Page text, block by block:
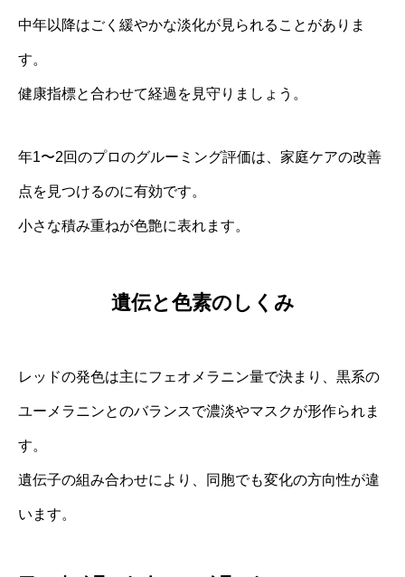
中年以降はごく緩やかな淡化が見られることがありま
す。
健康指標と合わせて経過を見守りましょう。
年1〜2回のプロのグルーミング評価は、家庭ケアの改善
点を見つけるのに有効です。
小さな積み重ねが色艶に表れます。
遺伝と色素のしくみ
レッドの発色は主にフェオメラニン量で決まり、黒系の
ユーメラニンとのバランスで濃淡やマスクが形作られま
す。
遺伝子の組み合わせにより、同胞でも変化の方向性が違
います。